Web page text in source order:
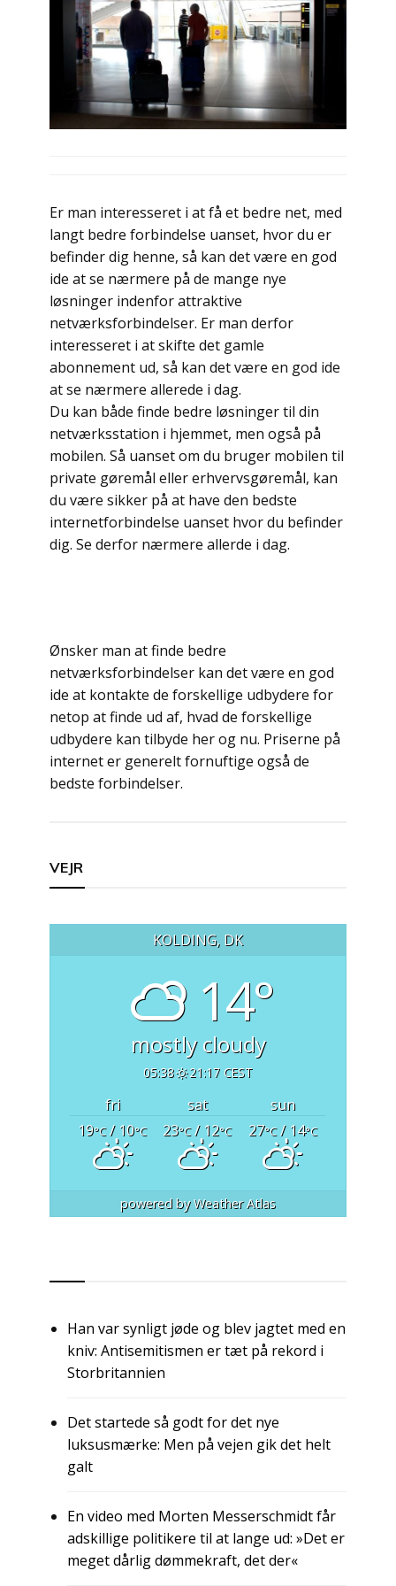
Er man interesseret i at få et bedre net, med
langt bedre forbindelse uanset, hvor du er
befinder dig henne, så kan det være en god
ide at se nærmere på de mange nye
løsninger indenfor attraktive
netværksforbindelser. Er man derfor
interesseret i at skifte det gamle
abonnement ud, så kan det være en god ide
at se nærmere allerede i dag.
Du kan både finde bedre løsninger til din
netværksstation i hjemmet, men også på
mobilen. Så uanset om du bruger mobilen til
private gøremål eller erhvervsgøremål, kan
du være sikker på at have den bedste
internetforbindelse uanset hvor du befinder
dig. Se derfor nærmere allerde i dag.
Ønsker man at finde bedre
netværksforbindelser kan det være en god
ide at kontakte de forskellige udbydere for
netop at finde ud af, hvad de forskellige
udbydere kan tilbyde her og nu. Priserne på
internet er generelt fornuftige også de
bedste forbindelser.
VEJR
KOLDING, DK
14°
mostly cloudy
05:38 21:17 CEST
fri sat
sun
19°C/ 10°C 23°C/ 12°C 27°C/ 14°C
powered byWeather Atlas
Han var synligt jøde og blev jagtet med en
kniv: Antisemitismen er tæt på rekord i
Storbritannien
Det startede så godt for det nye
luksusmærke: Men på vejen gik det helt
galt
En video med Morten Messerschmidt får
adskillige politikere til at lange ud: »Det er
meget dårlig dømmekraft, det der«